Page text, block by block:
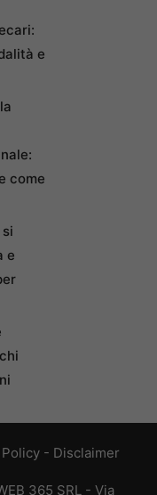
e
come
e
- Disclaimer
365 SRL - Via